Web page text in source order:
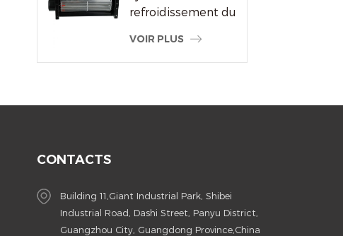
refroidissement du
transversal du
moteur électrique
VOIR PLUS
CONTACTS
Building 11,Giant Industrial Park, Shibei
Industrial Road, Dashi Street, Panyu District,
Guangzhou City, Guangdong Province,China